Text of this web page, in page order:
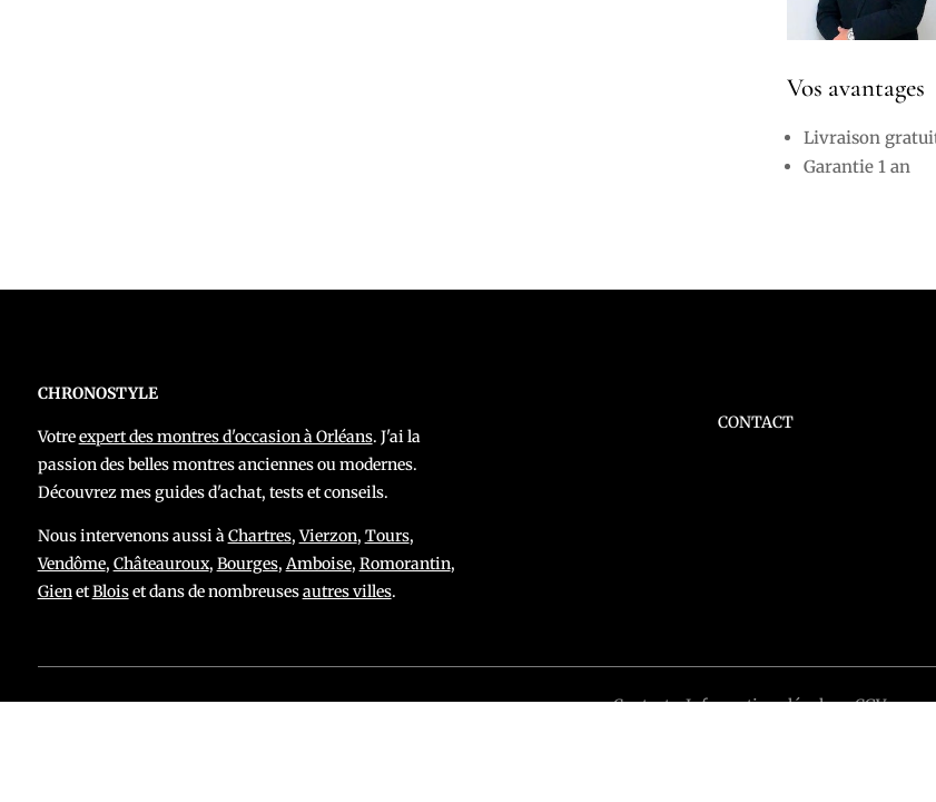
Vos avantages
Livraison
Garantie 1 an
CHRONOSTYLE
Votreexpert des montres d'occasion à Orléans. J'ai la
passion des belles montres anciennes ou modernes.
Découvrez mes guides d'achat, tests et conseils.
Nous intervenons aussi àChartres,Vierzon, Tours,
Vendôme, Châteauroux, Bourges, Amboise, Romorantin,
GienetBloiset dans de nombreusesautres villes.
CONTACT
Contact-Informations légales-CGV